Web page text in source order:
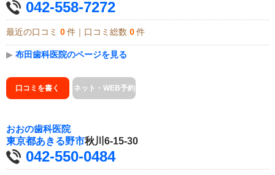
042-558-7272
最近の口コミ 0 件｜口コミ総数 0 件
▶ 布田歯科医院のページを見る
口コミを書く ネット・WEB予約
おおの歯科医院
東京都あきる野市秋川6-15-30
042-550-0484